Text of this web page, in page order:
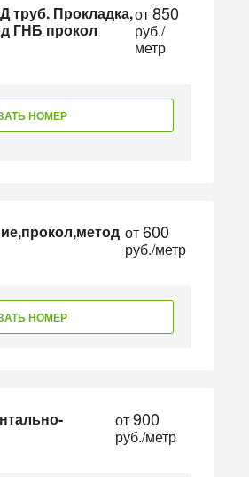
труб. Прокладка,
ГНБ прокол
от850
руб./
метр
НОМЕР
от600
руб./метр
НОМЕР
от900
руб./метр